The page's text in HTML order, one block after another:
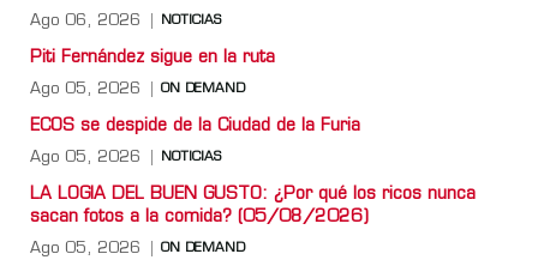
Ago 06, 2026 NOTICIAS
Piti Fernández sigue en la ruta
Ago 05, 2026 ON DEMAND
ECOS se despide de la Ciudad de la Furia
Ago 05, 2026 NOTICIAS
LA LOGIA DEL BUEN GUSTO: ¿Por qué los ricos nunca
sacan fotos a la comida? (05/08/2026)
Ago 05, 2026 ON DEMAND